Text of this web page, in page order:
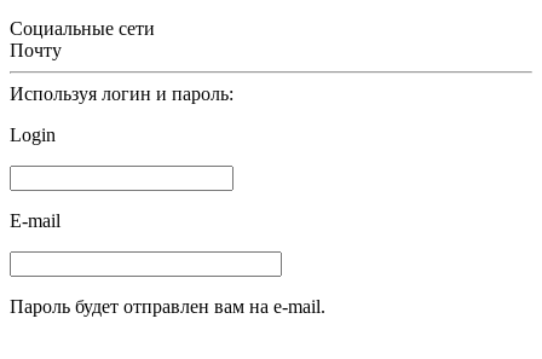
Социальные сети
Почту
Используя логин и пароль:
Login
E-mail
Пароль будет отправлен вам на e-mail.